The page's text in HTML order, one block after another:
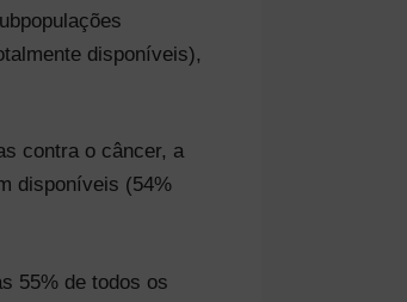
disponíveis),
contra o câncer, a
disponíveis (54%
55% de todos os